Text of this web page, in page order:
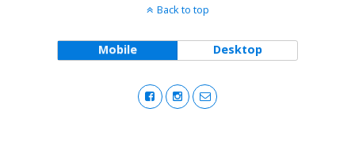
Back to top
Mobile Desktop